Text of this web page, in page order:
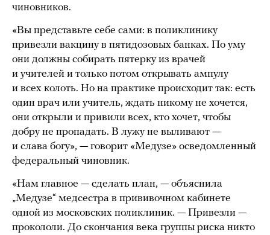
чиновников.
«Вы представьте себе сами: в поликлинику
привезли вакцину в пятидозовых банках. По уму
они должны собирать пятерку из врачей
и учителей и только потом открывать ампулу
и всех колоть. Но на практике происходит так: есть
один врач или учитель, ждать никому не хочется,
они открыли и привили всех, кто хочет, чтобы
добру не пропадать. В лужу не выливают —
и слава богу», — говорит «Медузе» осведомленный
федеральный чиновник.
«Нам главное — сделать план, — объяснила
„Медузе“ медсестра в прививочном кабинете
одной из московских поликлиник. — Привезли —
прокололи. До скончания века группы риска никто